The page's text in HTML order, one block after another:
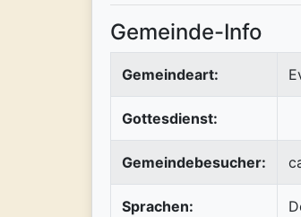
Gemeinde-Info
Gemeindeart:
Gottesdienst:
Gemeindebesucher:
Sprachen: